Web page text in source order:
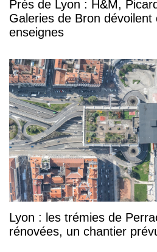
Près de Lyon : H&M,
Galeries de Bron dévoilent
enseignes
Lyon : les trémies de
rénovées, un chantier